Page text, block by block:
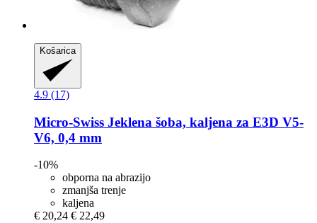
Košarica
4.9 (17)
Micro-Swiss Jeklena šoba, kaljena za E3D V5-​
V6, 0,4 mm
-10%
obporna na abrazijo
zmanjša trenje
kaljena
€ 20,24 € 22,49